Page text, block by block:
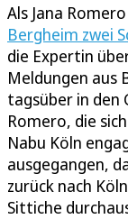
Als Jana
Bergheim zwei
die Expertin
Meldungen aus
tagsüber in den
Romero, die
Nabu Köln
ausgegangen,
zurück nach
Sittiche